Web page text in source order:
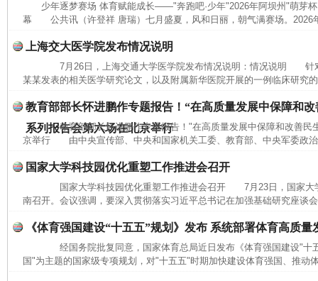
少年逐梦赛场 体育赋能成长——"奔跑吧·少年"2026年阿坝州"萌芽
幕 公共讯（许登祥 唐瑞）七月盛夏，风和日丽，朝气满赛场。2026
上海交大医学院发布情况说明
7月26日，上海交通大学医学院发布情况说明：情况说明 针
某某发表的相关医学研究论文，以及附属新华医院开展的一例临床研究
教育部部长怀进鹏作专题报告！“在高质量发展中保障和
系列报告会第六场在北京举行
教育部部长怀进鹏作专题报告！"在高质量发展中保障和改善民
京举行 由中央宣传部、中央和国家机关工委、教育部、中央军委政
国家大学科技园优化重塑工作推进会召开
国家大学科技园优化重塑工作推进会召开 7月23日，国家大
南召开。会议强调，要深入贯彻落实习近平总书记在加强基础研究座谈
《体育强国建设“十五五”规划》发布 系统部署体育高质量
经国务院批复同意，国家体育总局近日发布《体育强国建设"十
国"为主题的国家级专项规划，对"十五五"时期加快建设体育强国、推动